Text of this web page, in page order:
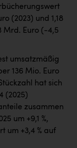
(2023) und 1,18
Mrd. Euro (-4,5
umsatzmäßig
136 Mio. Euro
hat sich
(2025)
zusammen
um +9,1 %,
um +3,4 % auf